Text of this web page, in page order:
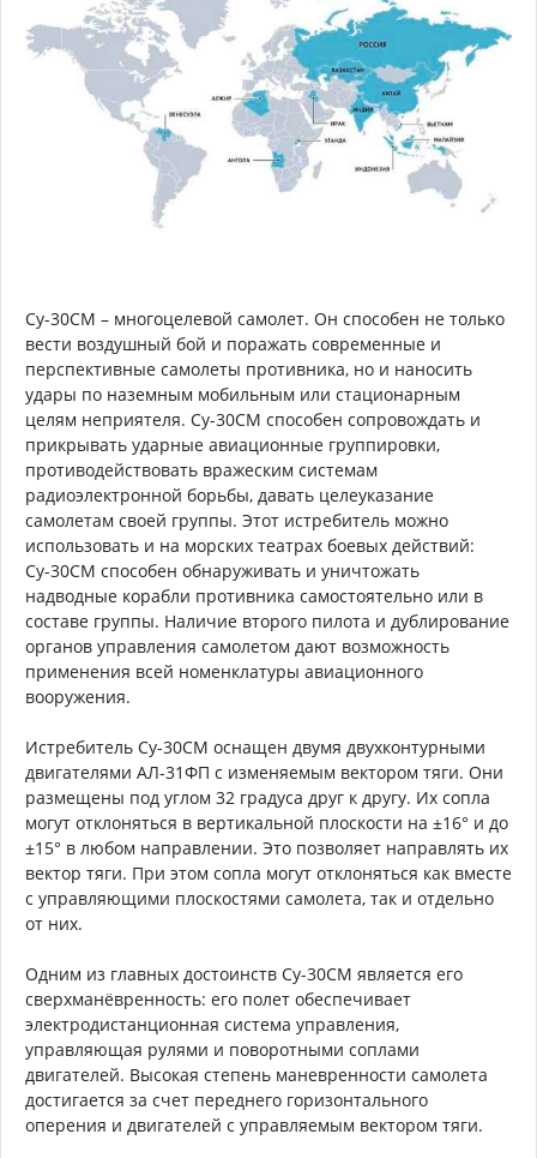
Су-30СМ – многоцелевой самолет. Он способен не только
вести воздушный бой и поражать современные и
перспективные самолеты противника, но и наносить
удары по наземным мобильным или стационарным
целям неприятеля. Су-30СМ способен сопровождать и
прикрывать ударные авиационные группировки,
противодействовать вражеским системам
радиоэлектронной борьбы, давать целеуказание
самолетам своей группы. Этот истребитель можно
использовать и на морских театрах боевых действий:
Су-30СМ способен обнаруживать и уничтожать
надводные корабли противника самостоятельно или в
составе группы. Наличие второго пилота и дублирование
органов управления самолетом дают возможность
применения всей номенклатуры авиационного
вооружения.
Истребитель Су-30СМ оснащен двумя двухконтурными
двигателями АЛ-31ФП с изменяемым вектором тяги. Они
размещены под углом 32 градуса друг к другу. Их сопла
могут отклоняться в вертикальной плоскости на ±16° и до
±15° в любом направлении. Это позволяет направлять их
вектор тяги. При этом сопла могут отклоняться как вместе
с управляющими плоскостями самолета, так и отдельно
от них.
Одним из главных достоинств Су-30СМ является его
сверхманёвренность: его полет обеспечивает
электродистанционная система управления,
управляющая рулями и поворотными соплами
двигателей. Высокая степень маневренности самолета
достигается за счет переднего горизонтального
оперения и двигателей с управляемым вектором тяги.